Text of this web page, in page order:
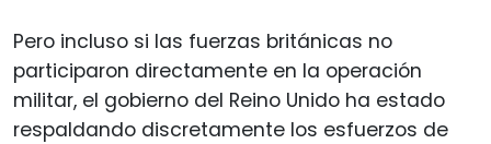
Pero incluso si las fuerzas británicas no
participaron directamente en la operación
militar, el gobierno del Reino Unido ha estado
respaldando discretamente los esfuerzos de